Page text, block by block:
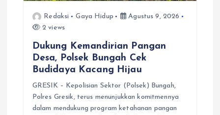
Redaksi Gaya Hidup
Agustus 9, 2026
2 views
Dukung Kemandirian Pangan
Desa, Polsek Bungah Cek
Budidaya Kacang Hijau
GRESIK – Kepolisian Sektor (Polsek) Bungah,
Polres Gresik, terus menunjukkan komitmennya
dalam mendukung program ketahanan pangan